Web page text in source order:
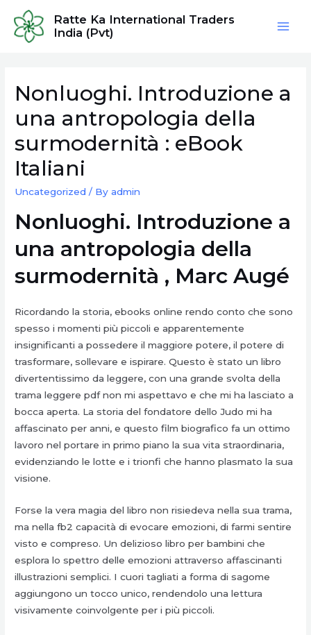
content
Ratte Ka International Traders
India (Pvt)
Nonluoghi. Introduzione a
una antropologia della
surmodernità : eBook
Italiani
Uncategorized / Byadmin
Nonluoghi. Introduzione a
una antropologia della
surmodernità , Marc Augé
Ricordando la storia, ebooks online rendo conto che sono
spesso i momenti più piccoli e apparentemente
insignificanti a possedere il maggiore potere, il potere di
trasformare, sollevare e ispirare. Questo è stato un libro
divertentissimo da leggere, con una grande svolta della
trama leggere pdf non mi aspettavo e che mi ha lasciato a
bocca aperta. La storia del fondatore dello Judo mi ha
affascinato per anni, e questo film biografico fa un ottimo
lavoro nel portare in primo piano la sua vita straordinaria,
evidenziando le lotte e i trionfi che hanno plasmato la sua
visione.
Forse la vera magia del libro non risiedeva nella sua trama,
ma nella fb2 capacità di evocare emozioni, di farmi sentire
visto e compreso. Un delizioso libro per bambini che
esplora lo spettro delle emozioni attraverso affascinanti
illustrazioni semplici. I cuori tagliati a forma di sagome
aggiungono un tocco unico, rendendolo una lettura
visivamente coinvolgente per i più piccoli.